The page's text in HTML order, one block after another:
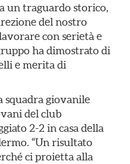
un traguardo storico,
del nostro
con serietà e
ha dimostrato di
e merita di
squadra giovanile
del club
2-2 in casa della
“Un risultato
ci proietta alla